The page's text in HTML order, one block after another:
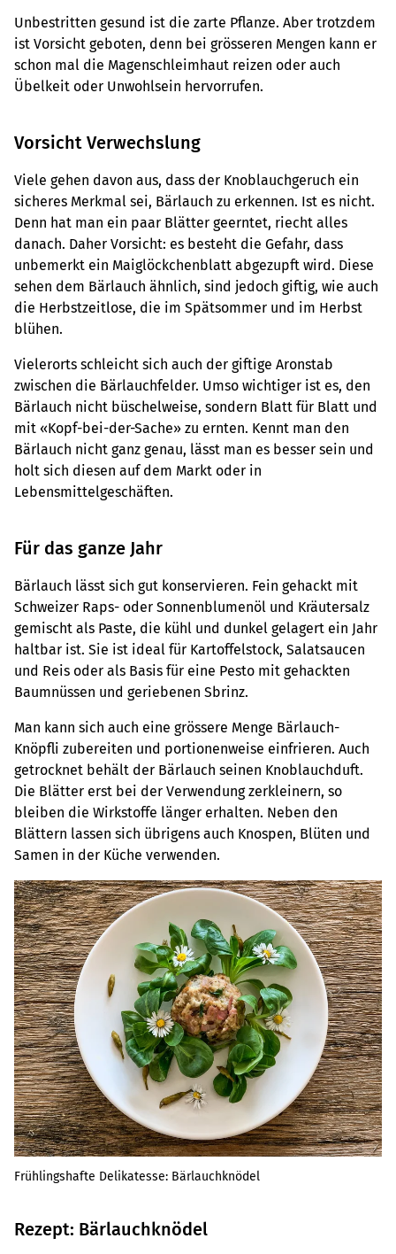
Unbestritten gesund ist die zarte Pflanze. Aber trotzdem
ist Vorsicht geboten, denn bei grösseren Mengen kann er
schon mal die Magenschleimhaut reizen oder auch
Übelkeit oder Unwohlsein hervorrufen.
Vorsicht Verwechslung
Viele gehen davon aus, dass der Knoblauchgeruch ein
sicheres Merkmal sei, Bärlauch zu erkennen. Ist es nicht.
Denn hat man ein paar Blätter geerntet, riecht alles
danach. Daher Vorsicht: es besteht die Gefahr, dass
unbemerkt ein Maiglöckchenblatt abgezupft wird. Diese
sehen dem Bärlauch ähnlich, sind jedoch giftig, wie auch
die Herbstzeitlose, die im Spätsommer und im Herbst
blühen.
Vielerorts schleicht sich auch der giftige Aronstab
zwischen die Bärlauchfelder. Umso wichtiger ist es, den
Bärlauch nicht büschelweise, sondern Blatt für Blatt und
mit «Kopf-bei-der-Sache» zu ernten. Kennt man den
Bärlauch nicht ganz genau, lässt man es besser sein und
holt sich diesen auf dem Markt oder in
Lebensmittelgeschäften.
Für das ganze Jahr
Bärlauch lässt sich gut konservieren. Fein gehackt mit
Schweizer Raps- oder Sonnenblumenöl und Kräutersalz
gemischt als Paste, die kühl und dunkel gelagert ein Jahr
haltbar ist. Sie ist ideal für Kartoffelstock, Salatsaucen
und Reis oder als Basis für eine Pesto mit gehackten
Baumnüssen und geriebenen Sbrinz.
Man kann sich auch eine grössere Menge Bärlauch-
Knöpfli zubereiten und portionenweise einfrieren. Auch
getrocknet behält der Bärlauch seinen Knoblauchduft.
Die Blätter erst bei der Verwendung zerkleinern, so
bleiben die Wirkstoffe länger erhalten. Neben den
Blättern lassen sich übrigens auch Knospen, Blüten und
Samen in der Küche verwenden.
Frühlingshafte Delikatesse: Bärlauchknödel
Rezept: Bärlauchknödel